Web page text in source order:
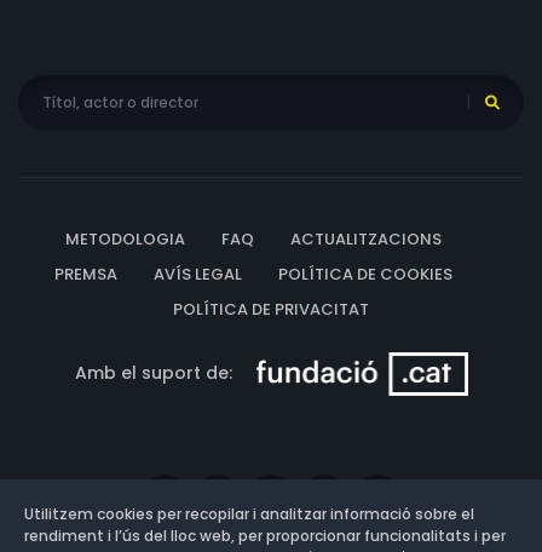
METODOLOGIA FAQ
ACTUALITZACIONS
PREMSA
AVÍS LEGAL
POLÍTICA DE COOKIES
POLÍTICA DE PRIVACITAT
Amb el suport de:
Utilitzem cookies per recopilar i analitzar informació sobre el
rendiment i l’ús del lloc web, per proporcionar funcionalitats i per